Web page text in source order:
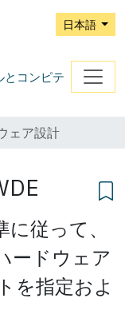
日本語
とコンピテ
ェア設計
従って、
ードウェア
を指定およ